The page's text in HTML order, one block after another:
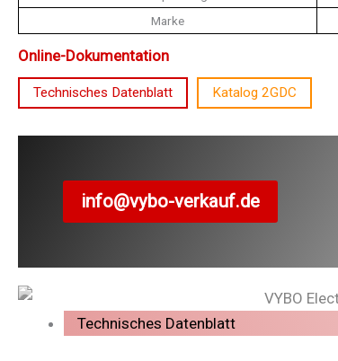
Marke
Online-Dokumentation
Technisches Datenblatt Katalog 2GDC
info@vybo-verkauf.de
Technisches Datenblatt